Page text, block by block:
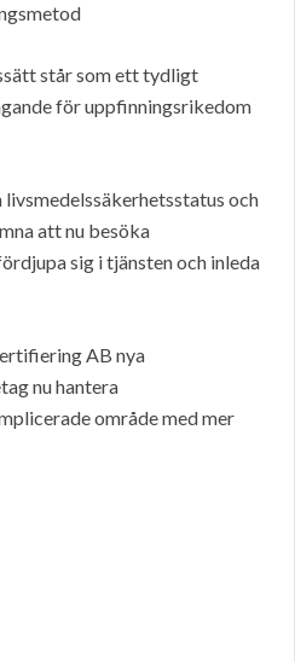
står som ett tydligt
för uppfinningsrikedom
och
att nu besöka
sig i tjänsten och inleda
AB nya
nu hantera
område med mer